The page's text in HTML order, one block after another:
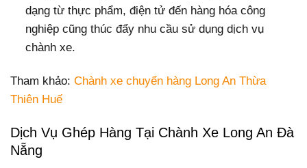
dạng từ thực phẩm, điện tử đến hàng hóa công
nghiệp cũng thúc đẩy nhu cầu sử dụng dịch vụ
chành xe.
Tham khảo: Chành xe chuyển hàng Long An Thừa
Thiên Huế
Dịch Vụ Ghép Hàng Tại Chành Xe Long An Đà
Nẵng